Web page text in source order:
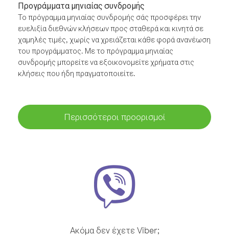
Προγράμματα μηνιαίας συνδρομής
Το πρόγραμμα μηνιαίας συνδρομής σάς προσφέρει την
ευελιξία διεθνών κλήσεων προς σταθερά και κινητά σε
χαμηλές τιμές, χωρίς να χρειάζεται κάθε φορά ανανέωση
του προγράμματος. Με το πρόγραμμα μηνιαίας
συνδρομής μπορείτε να εξοικονομείτε χρήματα στις
κλήσεις που ήδη πραγματοποιείτε.
Περισσότεροι προορισμοί
Ακόμα δεν έχετε Viber;